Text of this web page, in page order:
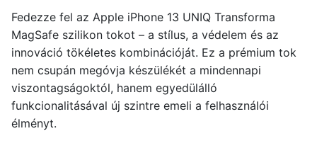
Fedezze fel az Apple iPhone 13 UNIQ Transforma
MagSafe szilikon tokot – a stílus, a védelem és az
innováció tökéletes kombinációját. Ez a prémium tok
nem csupán megóvja készülékét a mindennapi
viszontagságoktól, hanem egyedülálló
funkcionalitásával új szintre emeli a felhasználói
élményt.